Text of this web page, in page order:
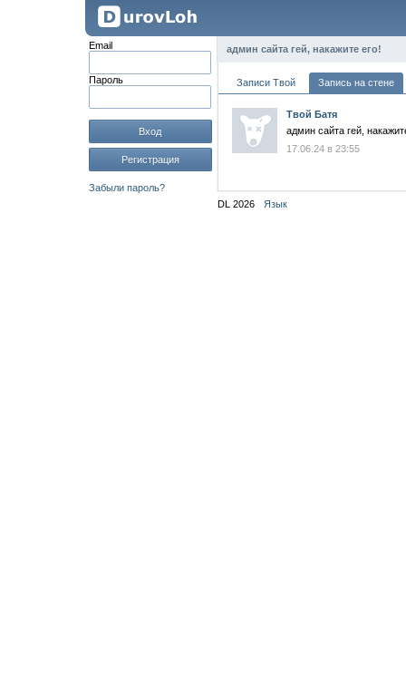
Email
Пароль
Вход
Регистрация
Забыли пароль?
админ сайта гей, накажите его!
Записи Твой Запись на стене
Твой Батя
админ сайта гей,
17.06.24 в 23:55
DL 2026 Язык